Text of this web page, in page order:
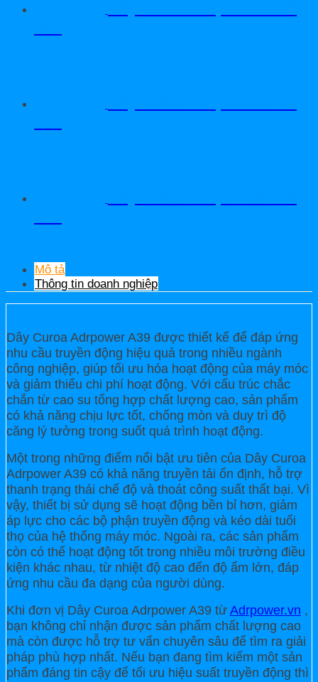
Mô tả
Thông tin doanh nghiệp
Dây Curoa Adrpower A39 được thiết kế để đáp ứng
nhu cầu truyền động hiệu quả trong nhiều ngành
công nghiệp, giúp tối ưu hóa hoạt động của máy móc
và giảm thiểu chi phí hoạt động. Với cấu trúc chắc
chắn từ cao su tổng hợp chất lượng cao, sản phẩm
có khả năng chịu lực tốt, chống mòn và duy trì độ
căng lý tưởng trong suốt quá trình hoạt động.
Một trong những điểm nổi bật ưu tiên của Dây Curoa
Adrpower A39 có khả năng truyền tải ổn định, hỗ trợ
thanh trạng thái chế độ và thoát công suất thất bại. Vì
vậy, thiết bị sử dụng sẽ hoạt động bền bỉ hơn, giảm
áp lực cho các bộ phận truyền động và kéo dài tuổi
thọ của hệ thống máy móc. Ngoài ra, các sản phẩm
còn có thể hoạt động tốt trong nhiều môi trường điều
kiện khác nhau, từ nhiệt độ cao đến độ ẩm lớn, đáp
ứng nhu cầu đa dạng của người dùng.
Khi đơn vị Dây Curoa Adrpower A39 từAdrpower.vn ,
bạn không chỉ nhận được sản phẩm chất lượng cao
mà còn được hỗ trợ tư vấn chuyên sâu để tìm ra giải
pháp phù hợp nhất. Nếu bạn đang tìm kiếm một sản
phẩm đáng tin cậy để tối ưu hiệu suất truyền động thì